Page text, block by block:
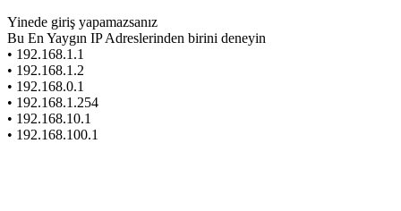
Yinede giriş yapamazsanız
Bu En Yaygın IP Adreslerinden birini deneyin
• 192.168.1.1
• 192.168.1.2
• 192.168.0.1
• 192.168.1.254
• 192.168.10.1
• 192.168.100.1